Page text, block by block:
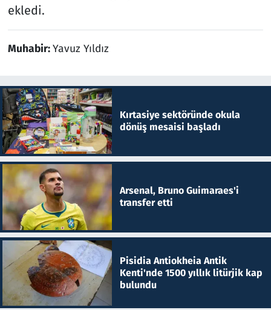
ekledi.
Muhabir:Yavuz Yıldız
Kırtasiye sektöründe okula
dönüş mesaisi başladı
Arsenal, Bruno Guimaraes'i
transfer etti
Pisidia Antiokheia Antik
Kenti'nde 1500 yıllık litürjik kap
bulundu